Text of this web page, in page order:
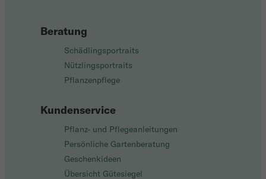
Beratung
Schädlingsportraits
Nützlingsportraits
Pflanzenpflege
Kundenservice
Pflanz- und Pflegeanleitungen
Persönliche Gartenberatung
Geschenkideen
Übersicht Gütesiegel